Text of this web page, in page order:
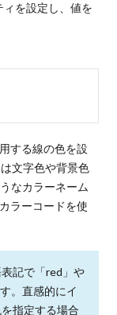
を設定し、値を
する線の色を設
文字色や背景色
なカラーネーム
ラーコードを使
記で「red」や
。直感的にイ
指定する場合